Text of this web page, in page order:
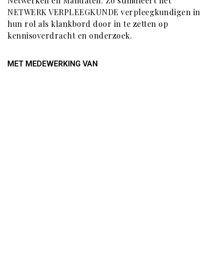
NETWERK VERPLEEGKUNDE verpleegkundigen in
hun rol als klankbord door in te zetten op
kennisoverdracht en onderzoek.
MET MEDEWERKING VAN